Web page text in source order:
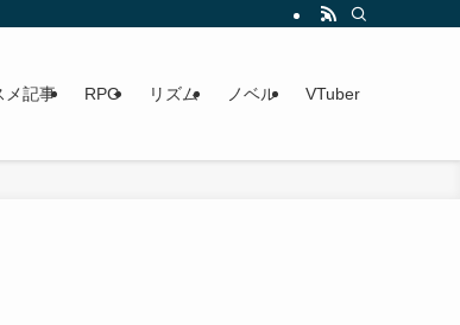
メ記事 RPG リズム ノベル VTuber